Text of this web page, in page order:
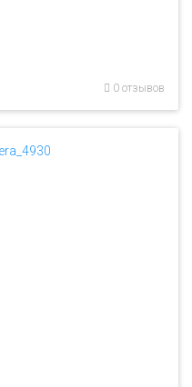
0 отзывов